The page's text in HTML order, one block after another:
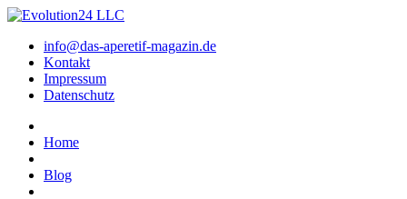
info@das-aperetif-magazin.de
Kontakt
Impressum
Datenschutz
Home
Blog